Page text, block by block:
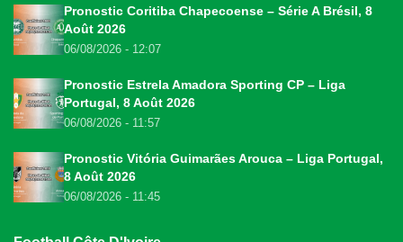
Pronostic Coritiba Chapecoense – Série A Brésil, 8
Août 2026
06/08/2026 - 12:07
Pronostic Estrela Amadora Sporting CP – Liga
Portugal, 8 Août 2026
06/08/2026 - 11:57
Pronostic Vitória Guimarães Arouca – Liga Portugal,
8 Août 2026
06/08/2026 - 11:45